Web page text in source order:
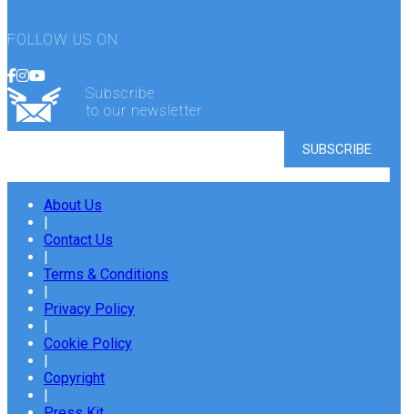
FOLLOW US ON
Subscribe
to our newsletter
About Us
|
Contact Us
|
Terms & Conditions
|
Privacy Policy
|
Cookie Policy
|
Copyright
|